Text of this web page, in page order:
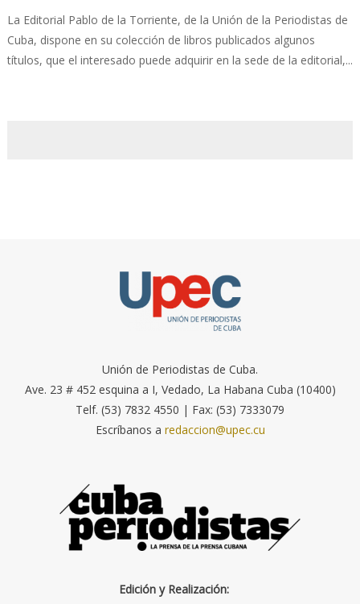
La Editorial Pablo de la Torriente, de la Unión de la Periodistas de
Cuba, dispone en su colección de libros publicados algunos
títulos, que el interesado puede adquirir en la sede de la editorial,...
Unión de Periodistas de Cuba.
Ave. 23 # 452 esquina a I, Vedado, La Habana Cuba (10400)
Telf. (53) 7832 4550 | Fax: (53) 7333079
Escríbanos a redaccion@upec.cu
Edición y Realización: